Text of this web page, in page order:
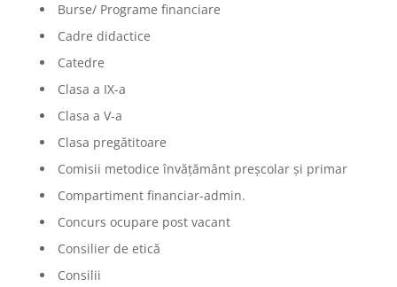
Burse/ Programe financiare
Cadre didactice
Catedre
Clasa a IX-a
Clasa a V-a
Clasa pregătitoare
Comisii metodice învățământ preșcolar și primar
Compartiment financiar-admin.
Concurs ocupare post vacant
Consilier de etică
Consilii